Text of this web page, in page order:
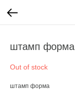
штамп форма
Out of stock
штамп форма